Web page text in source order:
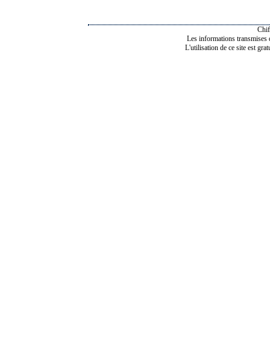
Les informations transmises
L'utilisation de ce site est